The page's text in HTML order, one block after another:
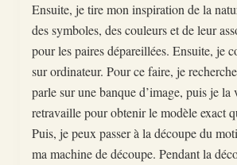
Ensuite, je tire mon inspiration de la
des symboles, des couleurs et de leur
pour les paires dépareillées. Ensuite, je
sur ordinateur. Pour ce faire, je
parle sur une banque d’image, puis je la
retravaille pour obtenir le modèle exact
Puis, je peux passer à la découpe du
ma machine de découpe. Pendant la